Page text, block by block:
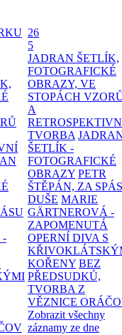
-
26
5
JADRAN ŠETLÍK,
FOTOGRAFICKÉ
OBRAZY, VE
STOPÁCH
A
TVORBA
ŠETLÍK -
FOTOGRAFICKÉ
OBRAZY PETR
ŠTĚPÁN, ZA
DUŠE MARIE
GÄRTNEROVÁ -
ZAPOMENUTÁ
OPERNÍ DIVA S
KOŘENY BEZ
PŘEDSUDKŮ,
TVORBA Z
VĚZNICE
Zobrazit všechny
záznamy ze dne